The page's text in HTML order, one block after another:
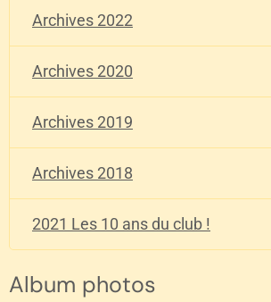
Archives 2022
Archives 2020
Archives 2019
Archives 2018
2021 Les 10 ans du club !
Album photos